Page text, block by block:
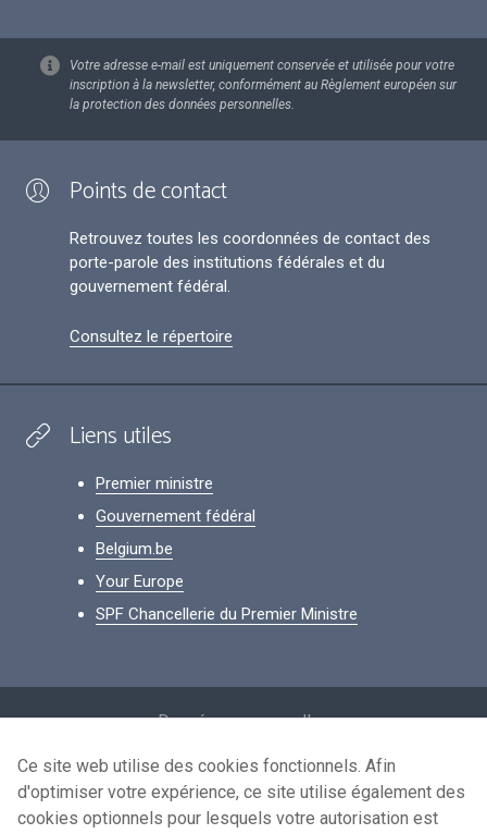
Votre adresse e-mail est uniquement conservée et utilisée pour votre
inscription à la newsletter, conformément au Règlement européen sur
la protection des données personnelles.
Points de contact
Retrouvez toutes les coordonnées de contact des
porte-parole des institutions fédérales et du
gouvernement fédéral.
Consultez le répertoire
Liens utiles
Premier ministre
Gouvernement fédéral
Belgium.be
Your Europe
SPF Chancellerie du Premier Ministre
Données personnelles
Conditions de réutilisation
Contactez-nous
Ce site web utilise des cookies fonctionnels. Afin
d'optimiser votre expérience, ce site utilise également des
cookies optionnels pour lesquels votre autorisation est